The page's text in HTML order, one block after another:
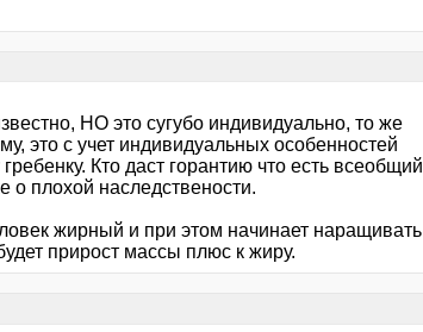
НО это сугубо индивидуально, то же
это с учет индивидуальных особенностей
Кто даст горантию что есть всеобщий
о плохой наследствености.
жирный и при этом начинает наращивать
прирост массы плюс к жиру.